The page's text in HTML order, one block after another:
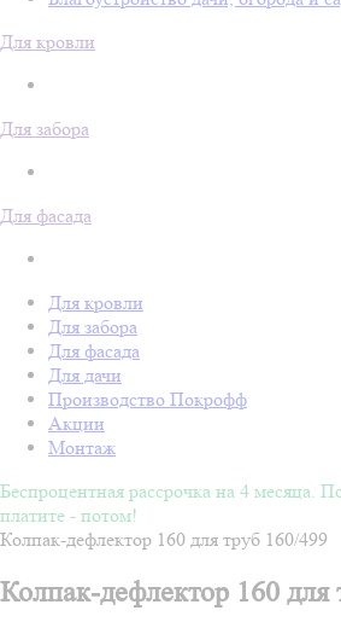
Для кровли
Для забора
Для фасада
Для кровли
Для забора
Для фасада
Для дачи
Производство Покрофф
Акции
Монтаж
Беспроцентная рассрочка на 4 месяца.
платите - потом!
Колпак-дефлектор 160 для труб 160/499
Колпак-дефлектор 160 для